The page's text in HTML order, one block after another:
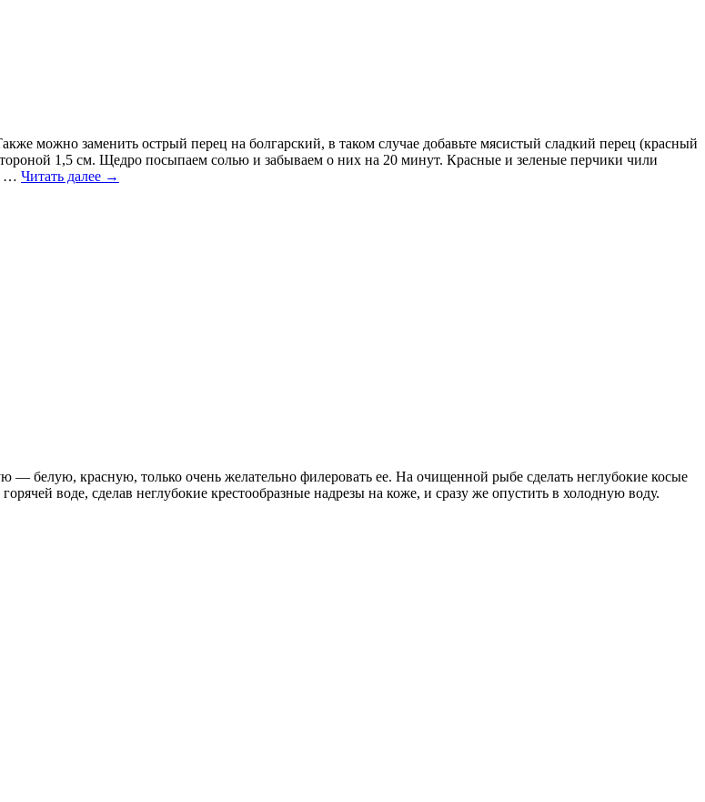
можно заменить острый перец на болгарский, в таком случае добавьте мясистый сладкий перец (красный
1,5 см. Щедро посыпаем солью и забываем о них на 20 минут. Красные и зеленые перчики чили
… Читать далее →
белую, красную, только очень желательно филеровать ее. На очищенной рыбе сделать неглубокие косые
воде, сделав неглубокие крестообразные надрезы на коже, и сразу же опустить в холодную воду.